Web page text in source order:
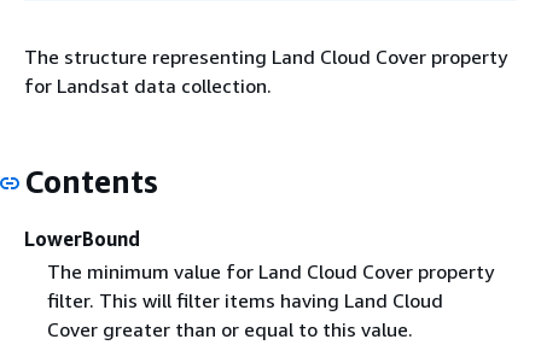
The structure representing Land Cloud Cover property
for Landsat data collection.
Contents
LowerBound
The minimum value for Land Cloud Cover property
filter. This will filter items having Land Cloud
Cover greater than or equal to this value.